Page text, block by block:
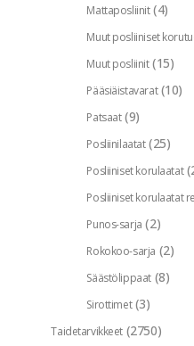
Mattaposliinit (4)
Muut posliiniset
Muut posliinit (15)
Pääsiäistavarat (10)
Patsaat (9)
Posliinilaatat (25)
Posliiniset korulaatat
Posliiniset korulaatat
Punos-sarja (2)
Rokokoo-sarja (2)
Säästölippaat (8)
Sirottimet (3)
Taidetarvikkeet (2750)